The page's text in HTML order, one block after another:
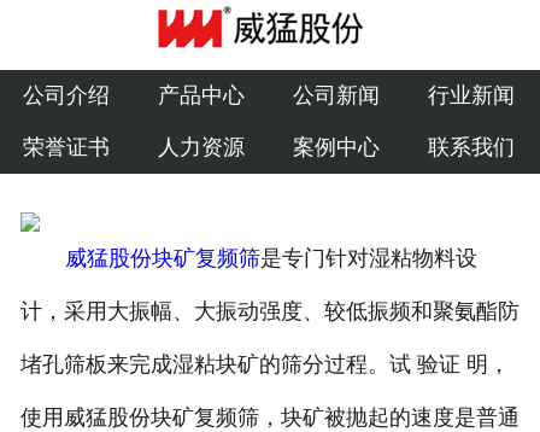
公司介绍
产品中心
公司新闻
荣誉证书
公司介绍 产品中心 公司新闻 行业新闻
荣誉证书 人力资源 案例中心 联系我们
威猛股份块矿复频筛是专门针对湿粘物料设
计，采用大振幅、大振动强度、较低振频和聚氨酯防
堵孔筛板来完成湿粘块矿的筛分过程。试 验证 明，
使用威猛股份块矿复频筛，块矿被抛起的速度是普通